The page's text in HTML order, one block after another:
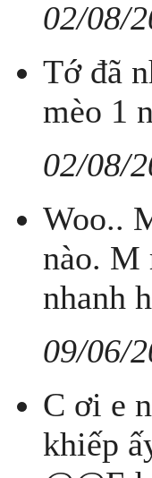
02/08/
Tớ đã
mèo 1
02/08/
Woo..
nào. M
nhanh
09/06/
C ơi e
khiếp